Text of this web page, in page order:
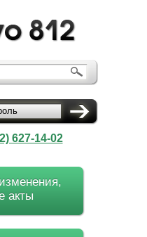
627-14-02
акты